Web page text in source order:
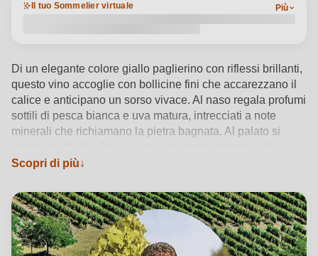
Il tuo Sommelier virtuale Più
Di un elegante colore giallo paglierino con riflessi brillanti,
questo vino accoglie con bollicine fini che accarezzano il
calice e anticipano un sorso vivace. Al naso regala profumi
sottili di pesca bianca e uva matura, intrecciati a note
minerali che richiamano la pietra bagnata. Al palato si
bilancia la sua anima extra brut, esaltando la purezza del
pulito e persistente, rendendo questo vino perfetto per chi
cerca freschezza e finezza in ogni calice.
Vedi dettagli del prodotto →
Scopri di più